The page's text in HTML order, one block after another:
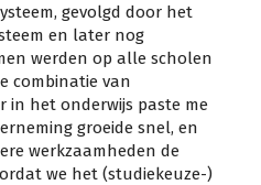
gevolgd door het
en later nog
werden op alle scholen
combinatie van
in het onderwijs paste me
groeide snel, en
werkzaamheden de
we het (studiekeuze-)